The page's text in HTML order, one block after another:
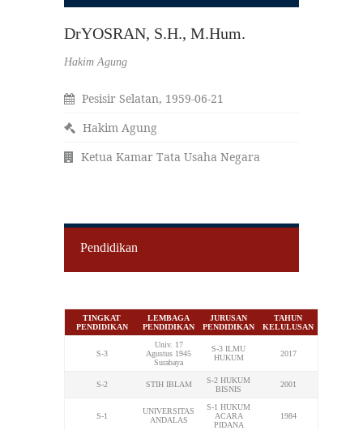
DrYOSRAN, S.H., M.Hum.
Hakim Agung
Pesisir Selatan, 1959-06-21
Hakim Agung
Ketua Kamar Tata Usaha Negara
Pendidikan
TINGKAT
PENDIDIKAN
LEMBAGA
PENDIDIKAN
JURUSAN
PENDIDIKAN
TAHUN
KELULUSAN
S-3
Univ. 17
Agustus 1945
Surabaya
S-3 ILMU
HUKUM
2017
S-2 STIH IBLAM
S-2 HUKUM
BISNIS
2001
S-1
UNIVERSITAS
ANDALAS
S-1 HUKUM
ACARA
PIDANA
1984